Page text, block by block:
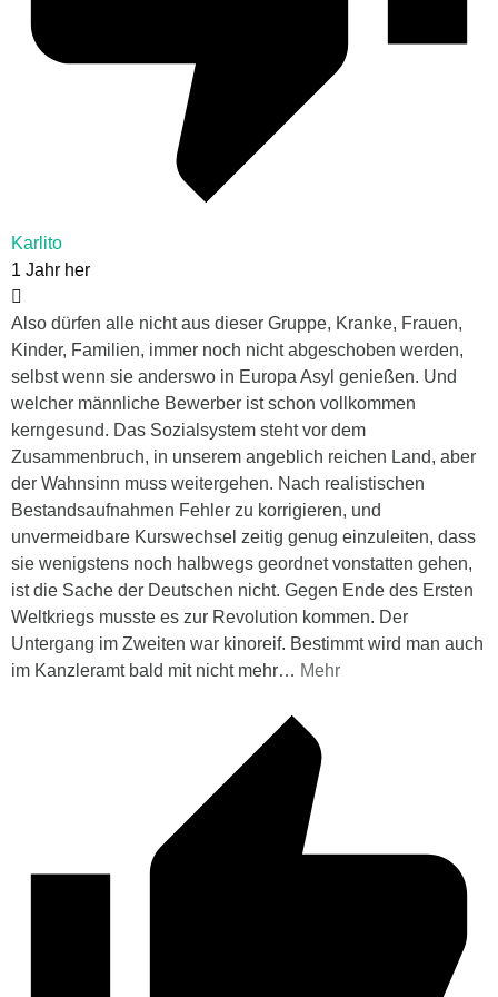
Karlito
1 Jahr her
Also dürfen alle nicht aus dieser Gruppe, Kranke, Frauen,
Kinder, Familien, immer noch nicht abgeschoben werden,
selbst wenn sie anderswo in Europa Asyl genießen. Und
welcher männliche Bewerber ist schon vollkommen
kerngesund. Das Sozialsystem steht vor dem
Zusammenbruch, in unserem angeblich reichen Land, aber
der Wahnsinn muss weitergehen. Nach realistischen
Bestandsaufnahmen Fehler zu korrigieren, und
unvermeidbare Kurswechsel zeitig genug einzuleiten, dass
sie wenigstens noch halbwegs geordnet vonstatten gehen,
ist die Sache der Deutschen nicht. Gegen Ende des Ersten
Weltkriegs musste es zur Revolution kommen. Der
Untergang im Zweiten war kinoreif. Bestimmt wird man auch
im Kanzleramt bald mit nicht mehr… Mehr